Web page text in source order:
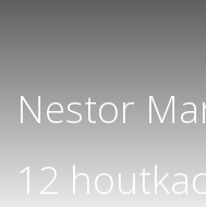
Nestor
12